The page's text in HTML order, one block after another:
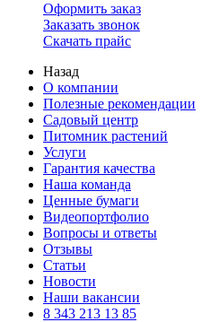
Оформить заказ
Заказать звонок
Скачать прайс
Назад
О компании
Полезные рекомендации
Садовый центр
Питомник растений
Услуги
Гарантия качества
Наша команда
Ценные бумаги
Видеопортфолио
Вопросы и ответы
Отзывы
Статьи
Новости
Наши вакансии
8 343 213 13 85